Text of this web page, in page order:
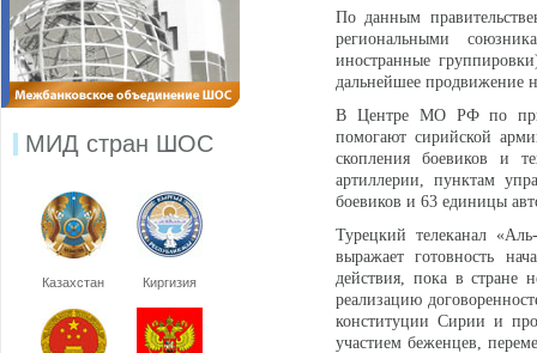
МИД стран ШОС
Казахстан Киргизия
По данным
региональными
иностранные
дальнейшее продвижение
В Центре МО РФ по
помогают сирийской
скопления боевиков и
артиллерии, пунктам
боевиков и 63 единицы
Турецкий телеканал
выражает готовность
действия, пока в стране
реализацию
конституции Сирии и
участием беженцев,